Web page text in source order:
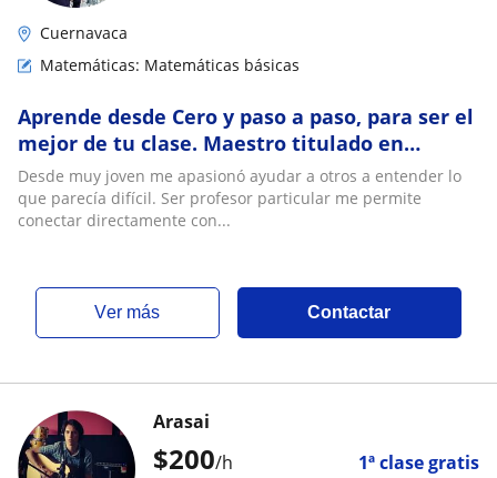
Cuernavaca
Matemáticas: Matemáticas básicas
Aprende desde Cero y paso a paso, para ser el
mejor de tu clase. Maestro titulado en
Ingeniería y con maestría
Desde muy joven me apasionó ayudar a otros a entender lo
que parecía difícil. Ser profesor particular me permite
conectar directamente con...
ver más Contactar
$200/h 1ª clase gratis
Arasai